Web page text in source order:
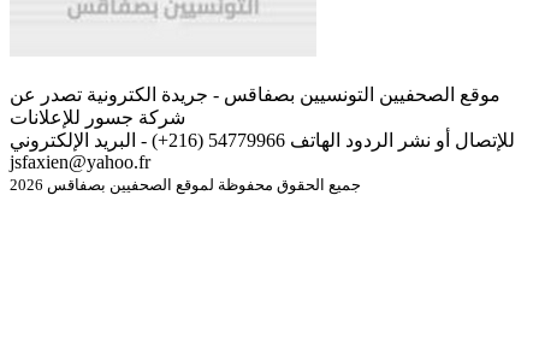
موقع الصحفيين التونسيين بصفاقس - جريدة الكترونية تصدر عن
شركة جسور للإعلانات
للإتصال أو نشر الردود الهاتف 54779966 (216+) - البريد الإلكتروني
jsfaxien@yahoo.fr
جميع الحقوق محفوظة لموقع الصحفيين بصفاقس 2026